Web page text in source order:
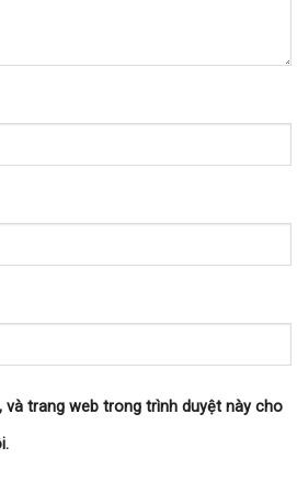
và trang web trong trình duyệt này cho